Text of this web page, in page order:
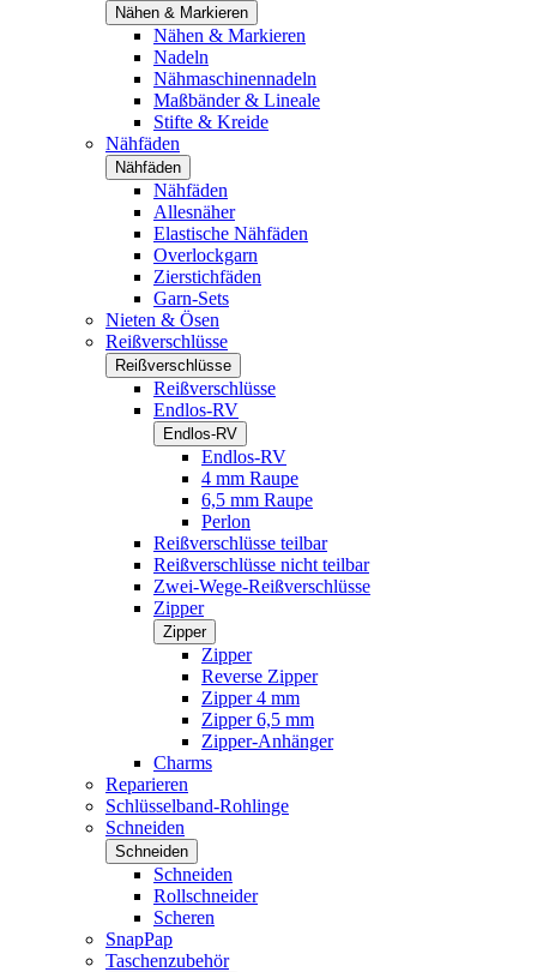
Nähen & Markieren
Nähen & Markieren
Nadeln
Nähmaschinennadeln
Maßbänder & Lineale
Stifte & Kreide
Nähfäden
Nähfäden
Nähfäden
Allesnäher
Elastische Nähfäden
Overlockgarn
Zierstichfäden
Garn-Sets
Nieten & Ösen
Reißverschlüsse
Reißverschlüsse
Reißverschlüsse
Endlos-RV
Endlos-RV
Endlos-RV
4 mm Raupe
6,5 mm Raupe
Perlon
Reißverschlüsse teilbar
Reißverschlüsse nicht teilbar
Zwei-Wege-Reißverschlüsse
Zipper
Zipper
Zipper
Reverse Zipper
Zipper 4 mm
Zipper 6,5 mm
Zipper-Anhänger
Charms
Reparieren
Schlüsselband-Rohlinge
Schneiden
Schneiden
Schneiden
Rollschneider
Scheren
SnapPap
Taschenzubehör